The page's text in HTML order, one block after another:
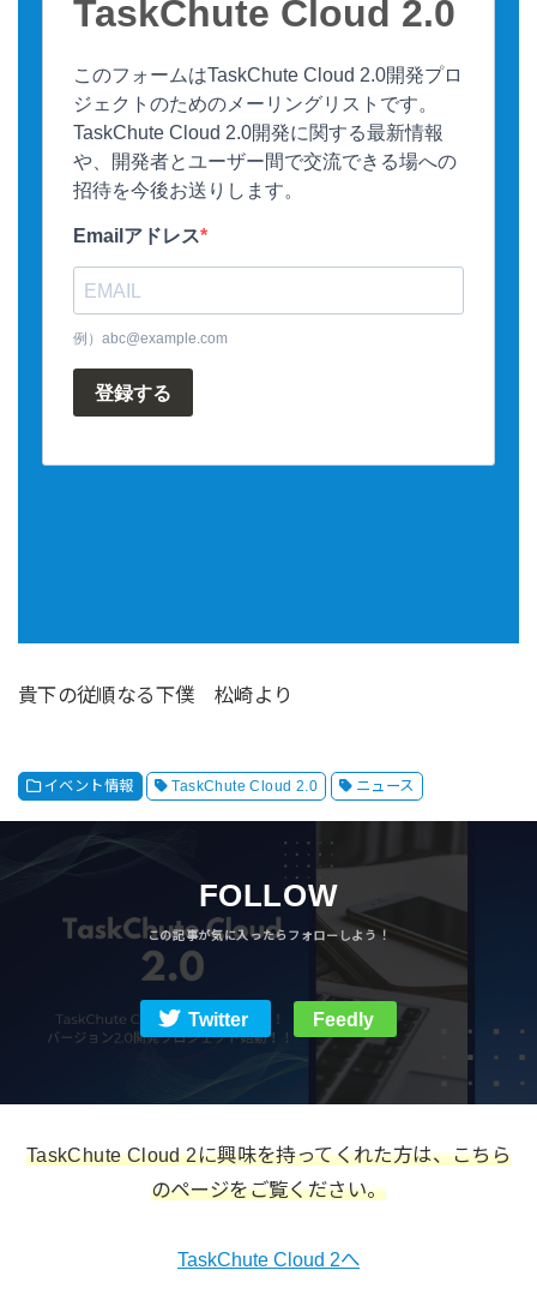
貴下の従順なる下僕 松崎より
イベント情報 TaskChute Cloud 2.0 ニュース
FOLLOW
Twitter Feedly
TaskChute Cloud 2に興味を持ってくれた方は、こちら
のページをご覧ください。
TaskChute Cloud 2へ